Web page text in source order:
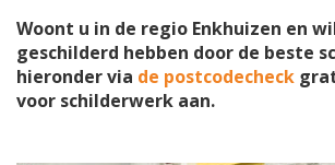
Woont u in de regio Enkhuizen en
geschilderd hebben door de beste
hieronder via de postcodecheck
voor schilderwerk aan.